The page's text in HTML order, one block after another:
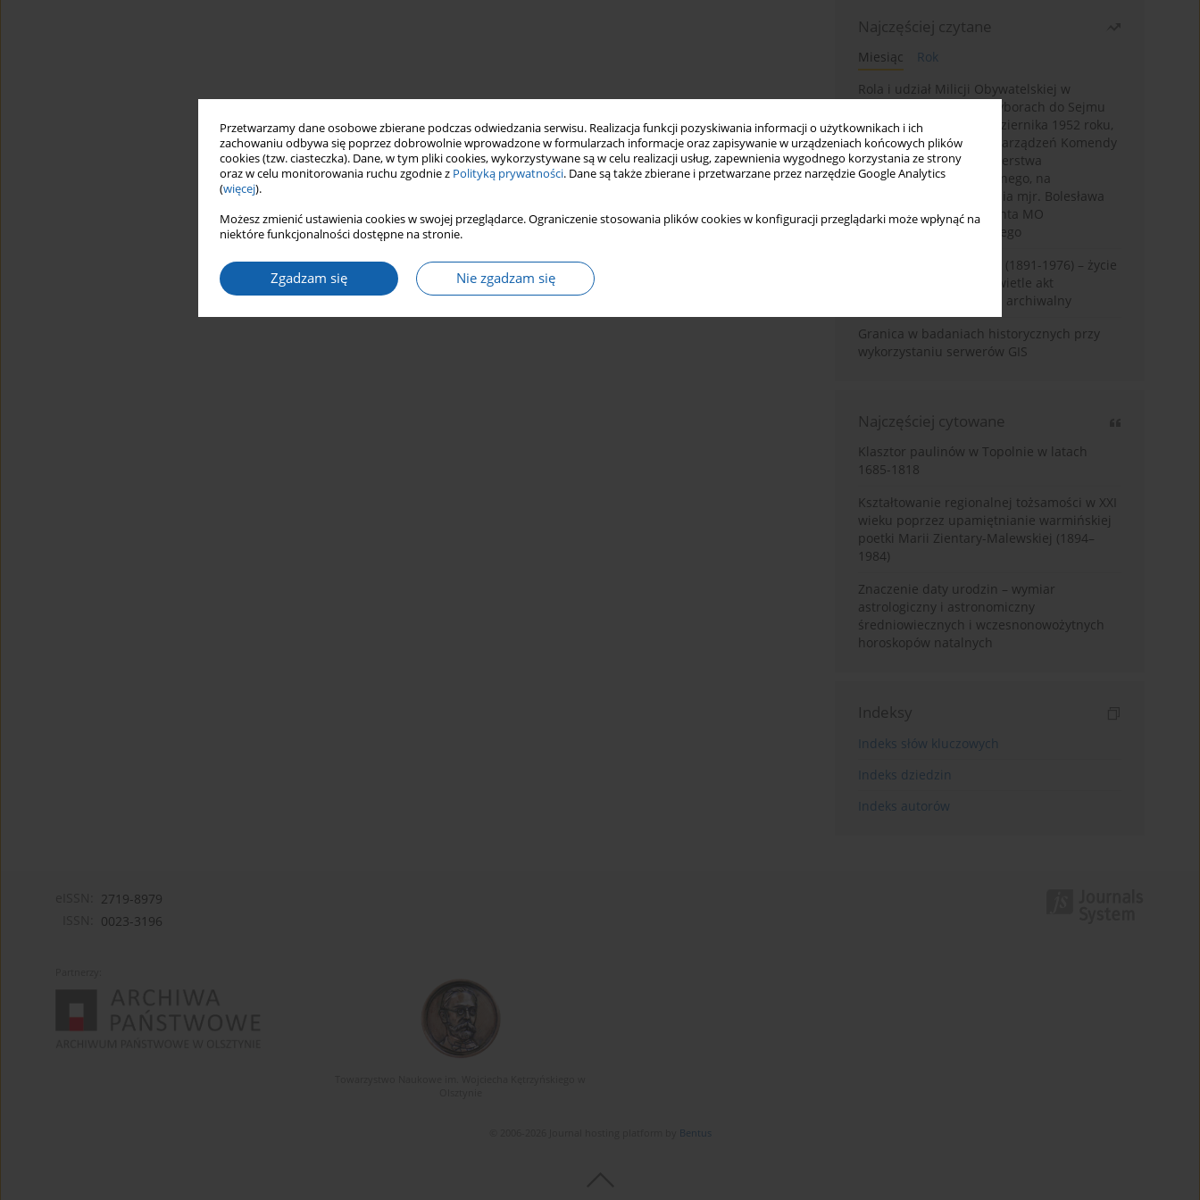
Przetwarzamy dane osobowe zbierane podczas odwiedzania serwisu. Realizacja funkcji pozyskiwania informacji o użytkownikach i ich
zachowaniu odbywa się poprzez dobrowolnie wprowadzone w formularzach informacje oraz zapisywanie w urządzeniach końcowych plików
cookies (tzw. ciasteczka). Dane, w tym pliki cookies, wykorzystywane są w celu realizacji usług, zapewnienia wygodnego korzystania ze strony
oraz w celu monitorowania ruchu zgodnie z Polityką prywatności. Dane są także zbierane i przetwarzane przez narzędzie Google Analytics
(więcej).
Możesz zmienić ustawienia cookies w swojej przeglądarce. Ograniczenie stosowania plików cookies w konfiguracji przeglądarki może wpłynąć na
niektóre funkcjonalności dostępne na stronie.
Zgadzam się Nie zgadzam się
Najczęściej czytane
Miesiąc
Rok
Rola i udział Milicji Obywatelskiej w
kampanii wyborczej i wyborach do Sejmu
PRL I kadencji z 26 października 1952 roku,
w świetle wytycznych i zarządzeń Komendy
Głównej MO oraz Ministerstwa
Bezpieczeństwa Publicznego, na
przykładzie sprawozdania mjr. Bolesława
Wyszyńskiego komendanta MO
województwa olsztyńskiego
Zygmunt Tadeusz Robel (1891-1976) – życie
i kariera zawodowa w świetle akt
osobowych. Rekonesans archiwalny
Granica w badaniach historycznych przy
wykorzystaniu serwerów GIS
Najczęściej cytowane
Klasztor paulinów w Topolnie w latach
1685-1818
Kształtowanie regionalnej tożsamości w XXI
wieku poprzez upamiętnianie warmińskiej
poetki Marii Zientary-Malewskiej (1894–
1984)
Znaczenie daty urodzin – wymiar
astrologiczny i astronomiczny
średniowiecznych i wczesnonowożytnych
horoskopów natalnych
Indeksy
Indeks słów kluczowych
Indeks dziedzin
Indeks autorów
2719-8979
0023-3196
Bentus